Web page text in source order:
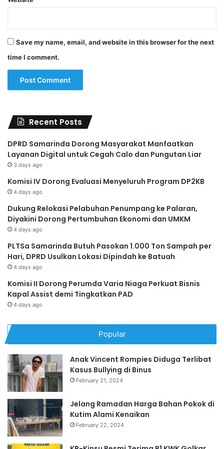
Save my name, email, and website in this browser for the next
time I comment.
Recent Posts
DPRD Samarinda Dorong Masyarakat Manfaatkan
Layanan Digital untuk Cegah Calo dan Pungutan Liar
3 days ago
Komisi IV Dorong Evaluasi Menyeluruh Program DP2KB
4 days ago
Dukung Relokasi Pelabuhan Penumpang ke Palaran,
Diyakini Dorong Pertumbuhan Ekonomi dan UMKM
4 days ago
PLTSa Samarinda Butuh Pasokan 1.000 Ton Sampah per
Hari, DPRD Usulkan Lokasi Dipindah ke Batuah
4 days ago
Komisi II Dorong Perumda Varia Niaga Perkuat Bisnis
Kapal Assist demi Tingkatkan PAD
4 days ago
Popular
Anak Vincent Rompies Diduga Terlibat
Kasus Bullying di Binus
February 21, 2024
Jelang Ramadan Harga Bahan Pokok di
Kutim Alami Kenaikan
February 22, 2024